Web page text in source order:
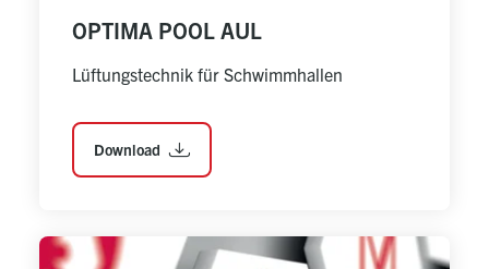
OPTIMA POOL AUL
Lüftungstechnik für Schwimmhallen
Download